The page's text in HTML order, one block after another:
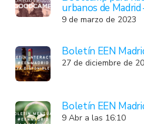
urbanos de
9 de marzo de 2023
Boletín EEN
27 de diciembre de
Boletín EEN
9 Abr a las 16:10